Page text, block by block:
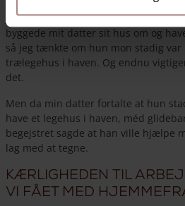
Jeg gjorde mig forskellige tanker
byggede mit datter sit hus om og
så jeg tænkte om hun mon stadig
trælegehus i haven. Og endnu
det.
Men da min datter fortalte at hun
have et legehus i haven, méd
begejstret sagde at han ville hjælpe
lag med at tegne.
Kærligheden til
vi fået med